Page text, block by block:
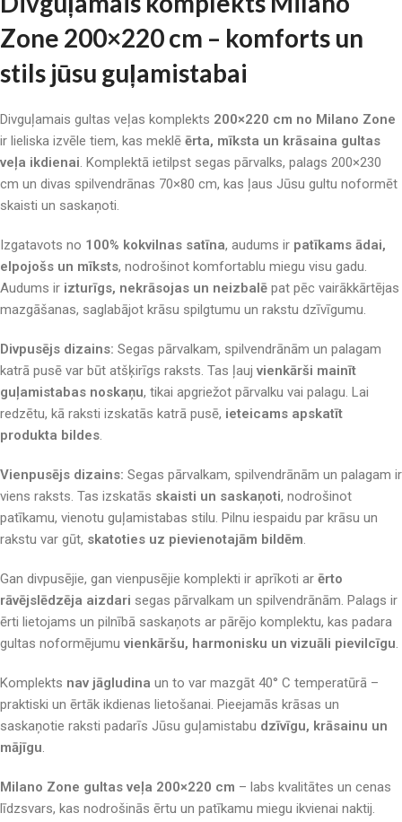
Zone 200×220 cm – komforts un
stils jūsu guļamistabai
Divguļamais gultas veļas komplekts 200×220 cm no Milano Zone
ir lieliska izvēle tiem, kas meklē ērta, mīksta un krāsaina gultas
veļa ikdienai. Komplektā ietilpst segas pārvalks, palags 200×230
cm un divas spilvendrānas 70×80 cm, kas ļaus Jūsu gultu noformēt
skaisti un saskaņoti.
Izgatavots no 100% kokvilnas satīna, audums ir patīkams ādai,
elpojošs un mīksts, nodrošinot komfortablu miegu visu gadu.
Audums ir izturīgs, nekrāsojas un neizbalē pat pēc vairākkārtējas
mazgāšanas, saglabājot krāsu spilgtumu un rakstu dzīvīgumu.
Divpusējs dizains: Segas pārvalkam, spilvendrānām un palagam
katrā pusē var būt atšķirīgs raksts. Tas ļauj vienkārši mainīt
guļamistabas noskaņu, tikai apgriežot pārvalku vai palagu. Lai
redzētu, kā raksti izskatās katrā pusē, ieteicams apskatīt
produkta bildes.
Vienpusējs dizains: Segas pārvalkam, spilvendrānām un palagam ir
viens raksts. Tas izskatās skaisti un saskaņoti, nodrošinot
patīkamu, vienotu guļamistabas stilu. Pilnu iespaidu par krāsu un
rakstu var gūt, skatoties uz pievienotajām bildēm.
Gan divpusējie, gan vienpusējie komplekti ir aprīkoti ar ērto
rāvējslēdzēja aizdari segas pārvalkam un spilvendrānām. Palags ir
ērti lietojams un pilnībā saskaņots ar pārējo komplektu, kas padara
gultas noformējumu vienkāršu, harmonisku un vizuāli pievilcīgu.
Komplekts nav jāgludina un to var mazgāt 40° C temperatūrā –
praktiski un ērtāk ikdienas lietošanai. Pieejamās krāsas un
saskaņotie raksti padarīs Jūsu guļamistabu dzīvīgu, krāsainu un
mājīgu.
Milano Zone gultas veļa 200×220 cm – labs kvalitātes un cenas
līdzsvars, kas nodrošinās ērtu un patīkamu miegu ikvienai naktij.